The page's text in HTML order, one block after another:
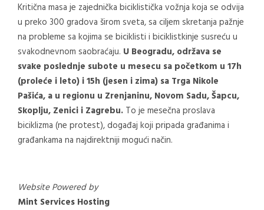
Kritična masa je zajednička biciklistička vožnja koja se odvija
u preko 300 gradova širom sveta, sa ciljem skretanja pažnje
na probleme sa kojima se biciklisti i biciklistkinje susreću u
svakodnevnom saobraćaju. U Beogradu, održava se
svake poslednje subote u mesecu sa početkom u 17h
(proleće i leto) i 15h (jesen i zima) sa Trga Nikole
Pašića, a u regionu u Zrenjaninu, Novom Sadu, Šapcu,
Skoplju, Zenici i Zagrebu. To je mesečna proslava
biciklizma (ne protest), događaj koji pripada građanima i
građankama na najdirektniji mogući način.
Website Powered by
Mint Services Hosting